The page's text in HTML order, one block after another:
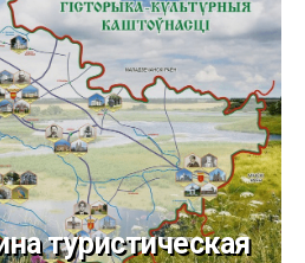
туристическая